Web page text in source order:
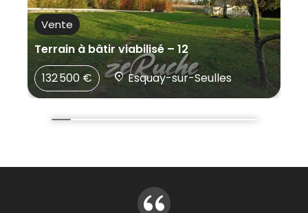
Vente
Terrain à bâtir viabilisé – 12
132 500 €
Esquay-sur-Seulles